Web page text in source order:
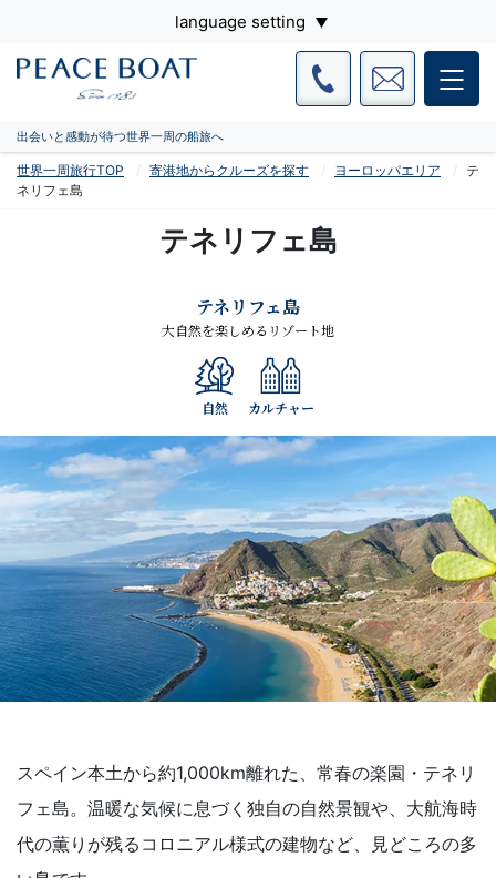
language setting
出会いと感動が待つ世界一周の船旅へ
世界一周旅行TOP 寄港地からクルーズを探す ヨーロッパエリア
テ
ネリフェ島
テネリフェ島
テネリフェ島
大自然を楽しめるリゾート地
自然 カルチャー
スペイン本土から約1,000km離れた、常春の楽園・テネリ
フェ島。温暖な気候に息づく独自の自然景観や、大航海時
代の薫りが残るコロニアル様式の建物など、見どころの多